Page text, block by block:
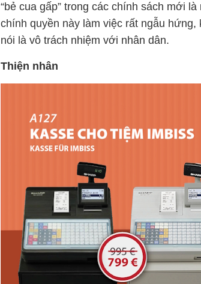
“bẻ cua gấp” trong các chính sách mới
chính quyền này làm việc rất ngẫu
nói là vô trách nhiệm với nhân dân.
Thiện nhân